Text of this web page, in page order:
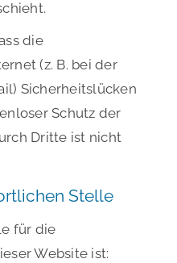
die
(z. B. bei der
Sicherheitslücken
Schutz der
Dritte ist nicht
Stelle
für die
Website ist: